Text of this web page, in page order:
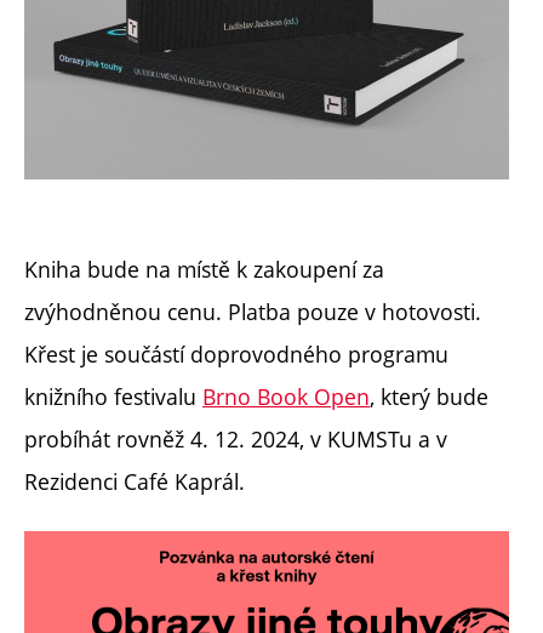
Kniha bude na místě k zakoupení za
zvýhodněnou cenu. Platba pouze v hotovosti.
Křest je součástí doprovodného programu
knižního festivalu Brno Book Open, který bude
probíhát rovněž 4. 12. 2024, v KUMSTu a v
Rezidenci Café Kaprál.